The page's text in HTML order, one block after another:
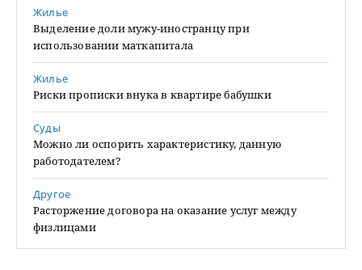
Жилье
Выделение доли мужу-иностранцу при
использовании маткапитала
Жилье
Риски прописки внука в квартире бабушки
Суды
Можно ли оспорить характеристику, данную
работодателем?
Другое
Расторжение договора на оказание услуг между
физлицами